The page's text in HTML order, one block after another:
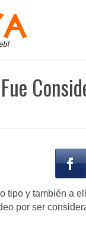
tipo y también a
por ser